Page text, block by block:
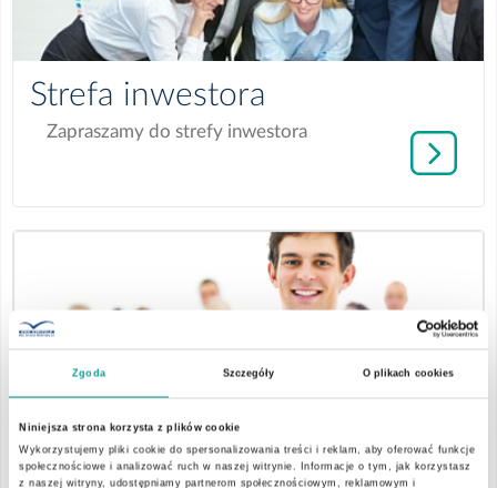
Zgoda Szczegóły O plikach cookies
Niniejsza strona korzysta z plików cookie
Wykorzystujemy pliki cookie do spersonalizowania treści i reklam, aby oferować funkcje
społecznościowe i analizować ruch w naszej witrynie. Informacje o tym, jak korzystasz
z naszej witryny, udostępniamy partnerom społecznościowym, reklamowym i
więcej
szczegółów
informacji:
Strefa inwestora
Zapraszamy do strefy inwestora
więcej
szczegółów
Pracuj z nami
Dołącz do naszego zespołu